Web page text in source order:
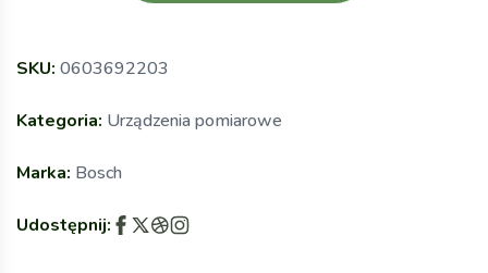
SKU: 0603692203
Kategoria: Urządzenia pomiarowe
Marka: Bosch
Udostępnij: